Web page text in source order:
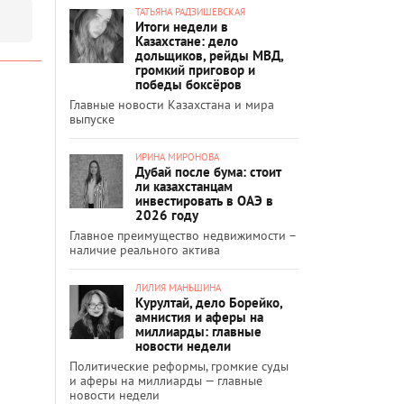
ТАТЬЯНА РАДЗИШЕВСКАЯ
Итоги недели в
Казахстане: дело
дольщиков, рейды МВД,
громкий приговор и
победы боксёров
Главные новости Казахстана и мира
выпуске
ИРИНА МИРОНОВА
Дубай после бума: стоит
ли казахстанцам
инвестировать в ОАЭ в
2026 году
Главное преимущество недвижимости –
наличие реального актива
ЛИЛИЯ МАНЬШИНА
Курултай, дело Борейко,
амнистия и аферы на
миллиарды: главные
новости недели
Политические реформы, громкие суды
и аферы на миллиарды — главные
новости недели